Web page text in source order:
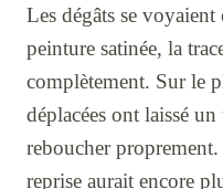
Les dégâts se
peinture satinée, la
complètement. Sur le
déplacées ont laissé
reboucher
reprise aurait encore